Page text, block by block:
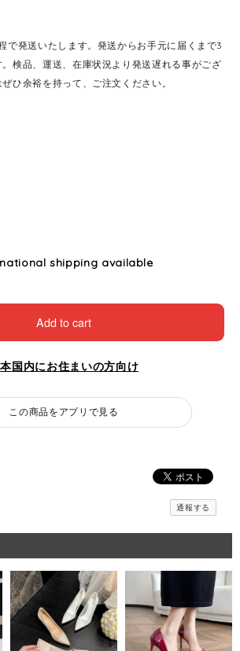
で発送いたします。発送からお手元に届くまで3
検品、運送、在庫状況より発送遅れる事がござ
ひ余裕を持って、ご注文ください。
shipping available
Add to cart
国内にお住まいの方向け
この商品をアプリで見る
通報する